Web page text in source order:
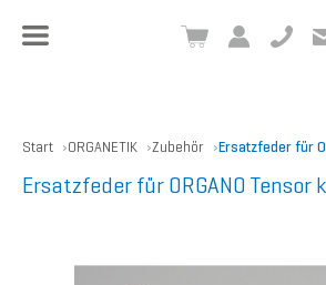
Start ORGANETIK Zubehör Ersatzfeder für
Ersatzfeder für ORGANO Tensor